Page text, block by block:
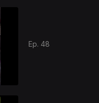
Ep. 48